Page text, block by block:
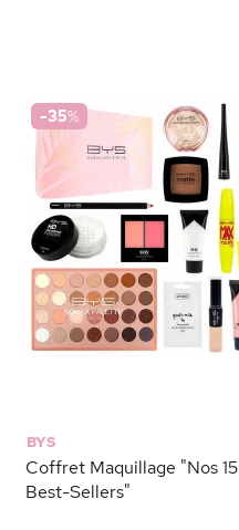
-35%
BYS
Coffret Maquillage "Nos 15
Best-Sellers"